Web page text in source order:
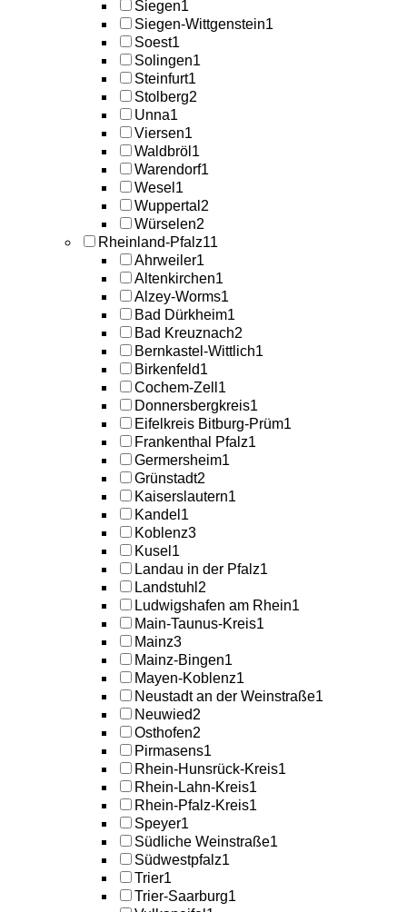
Siegen1
Siegen-Wittgenstein1
Soest1
Solingen1
Steinfurt1
Stolberg2
Unna1
Viersen1
Waldbröl 1
Warendorf1
Wesel 1
Wuppertal 2
Würselen2
Rheinland-Pfalz11
Ahrweiler1
Altenkirchen1
Alzey-Worms1
Bad Dürkheim1
Bad Kreuznach2
Bernkastel-Wittlich1
Birkenfeld1
Cochem-Zell 1
Donnersbergkreis1
Eifelkreis Bitburg-Prüm1
Frankenthal Pfalz1
Germersheim1
Grünstadt2
Kaiserslautern1
Kandel 1
Koblenz3
Kusel 1
Landau in der Pfalz1
Landstuhl 2
Ludwigshafen am Rhein1
Main-Taunus-Kreis1
Mainz3
Mainz-Bingen1
Mayen-Koblenz1
Neustadt an der Weinstraße1
Neuwied2
Osthofen2
Pirmasens1
Rhein-Hunsrück-Kreis1
Rhein-Lahn-Kreis1
Rhein-Pfalz-Kreis1
Speyer1
Südliche Weinstraße1
Südwestpfalz1
Trier1
Trier-Saarburg1